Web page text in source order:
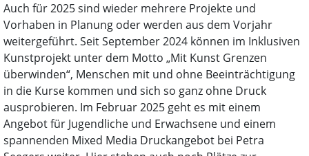
Auch für 2025 sind wieder mehrere Projekte und
Vorhaben in Planung oder werden aus dem Vorjahr
weitergeführt. Seit September 2024 können im Inklusiven
Kunstprojekt unter dem Motto „Mit Kunst Grenzen
überwinden“, Menschen mit und ohne Beeinträchtigung
in die Kurse kommen und sich so ganz ohne Druck
ausprobieren. Im Februar 2025 geht es mit einem
Angebot für Jugendliche und Erwachsene und einem
spannenden Mixed Media Druckangebot bei Petra